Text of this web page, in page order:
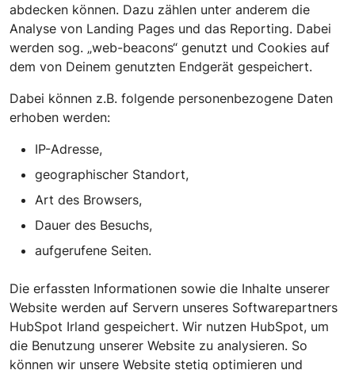
abdecken können. Dazu zählen unter anderem die
Analyse von Landing Pages und das Reporting. Dabei
werden sog. „web-beacons“ genutzt und Cookies auf
dem von Deinem genutzten Endgerät gespeichert.
Dabei können z.B. folgende personenbezogene Daten
erhoben werden:
IP-Adresse,
geographischer Standort,
Art des Browsers,
Dauer des Besuchs,
aufgerufene Seiten.
Die erfassten Informationen sowie die Inhalte unserer
Website werden auf Servern unseres Softwarepartners
HubSpot Irland gespeichert. Wir nutzen HubSpot, um
die Benutzung unserer Website zu analysieren. So
können wir unsere Website stetig optimieren und